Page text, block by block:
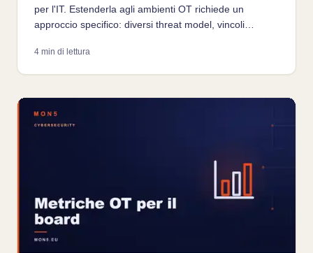
per l'IT. Estenderla agli ambienti OT richiede un
approccio specifico: diversi threat model, vincoli
4 min di lettura